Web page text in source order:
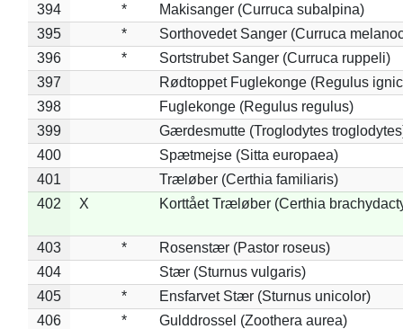
394
*
Makisanger (Curruca subalpina)
395
*
Sorthovedet Sanger (Curruca
396
*
Sortstrubet Sanger (Curruca ruppeli)
397
Rødtoppet Fuglekonge (Regulus
398
Fuglekonge (Regulus regulus)
399
Gærdesmutte (Troglodytes
400
Spætmejse (Sitta europaea)
401
Træløber (Certhia familiaris)
402
X Korttået Træløber (Certhia
403 *
Rosenstær (Pastor roseus)
404
Stær (Sturnus vulgaris)
405
*
Ensfarvet Stær (Sturnus unicolor)
406
*
Gulddrossel (Zoothera aurea)